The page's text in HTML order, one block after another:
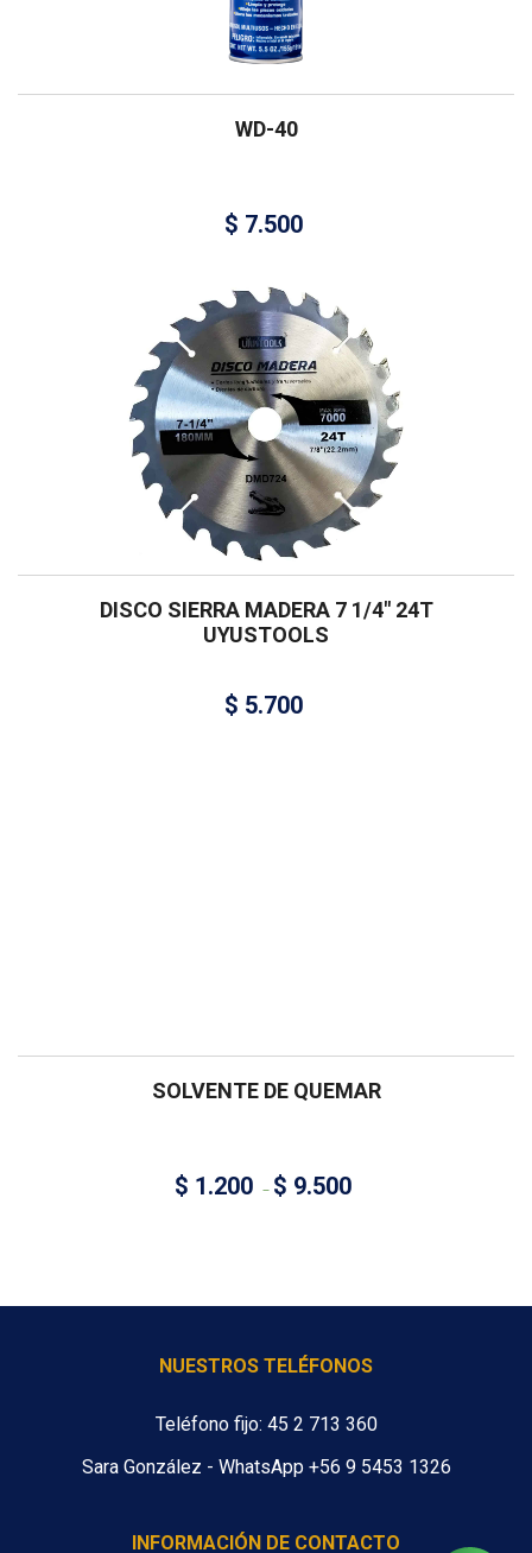
WD-40
$ 7.500
DISCO SIERRA MADERA 7 1/4″ 24T
UYUSTOOLS
$ 5.700
SOLVENTE DE QUEMAR
$ 1.200 – $ 9.500
NUESTROS TELÉFONOS
Teléfono fijo: 45 2 713 360
Sara González - WhatsApp +56 9 5453 1326
INFORMACIÓN DE CONTACTO